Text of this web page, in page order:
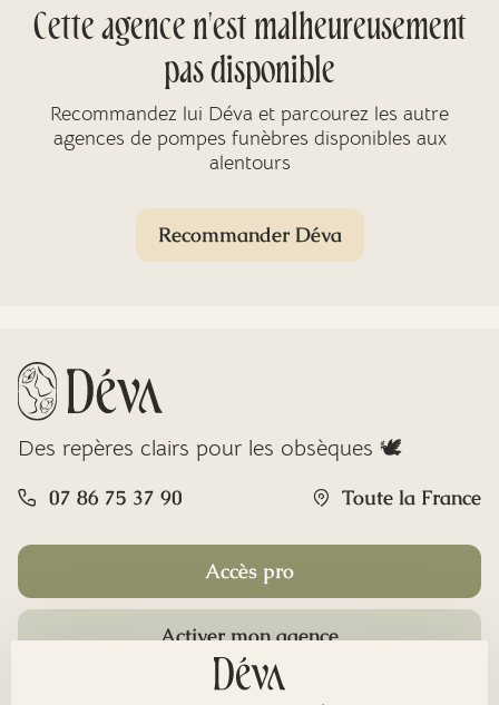
Cette agence n'est malheureusement
pas disponible
Recommandez lui Déva et parcourez les autre
agences de pompes funèbres disponibles aux
alentours
Recommander Déva
Des repères clairs pour les obsèques 🕊️
07 86 75 37 90 Toute la France
Accès pro
Activer mon agence